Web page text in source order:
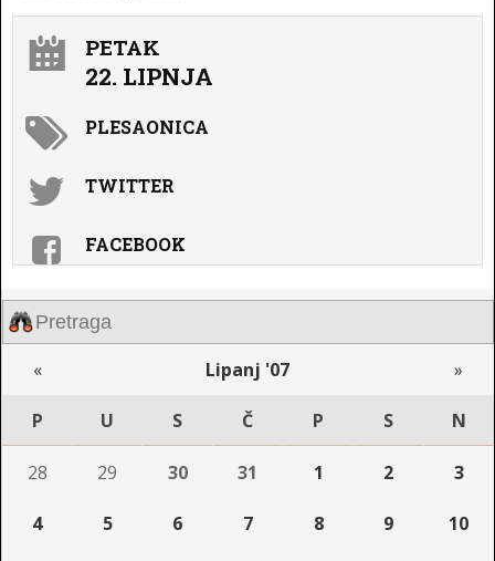
PETAK
22. LIPNJA
PLESAONICA
TWITTER
FACEBOOK
« Lipanj '07 »
P U S Č P S N
28 29 30 31 1 2 3
4 5 6 7 8 9 10